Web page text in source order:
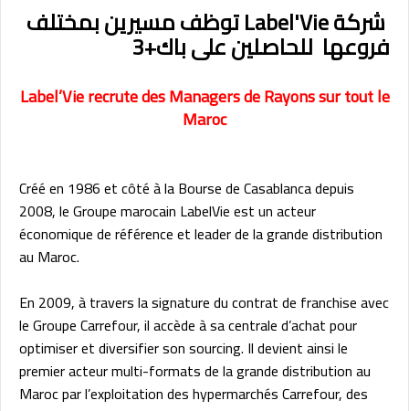
شركة Label'Vie توظف مسيرين بمختلف
فروعها للحاصلين على باك+3
Label’Vie recrute des Managers de Rayons sur tout le
Maroc
Créé en 1986 et côté à la Bourse de Casablanca depuis
2008, le Groupe marocain LabelVie est un acteur
économique de référence et leader de la grande distribution
au Maroc.
En 2009, à travers la signature du contrat de franchise avec
le Groupe Carrefour, il accède à sa centrale d’achat pour
optimiser et diversifier son sourcing. Il devient ainsi le
premier acteur multi-formats de la grande distribution au
Maroc par l’exploitation des hypermarchés Carrefour, des